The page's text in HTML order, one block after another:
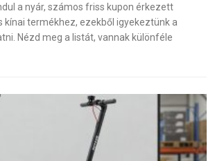
a nyár, számos friss kupon érkezett
kínai termékhez, ezekből igyekeztünk a
Nézd meg a listát, vannak különféle